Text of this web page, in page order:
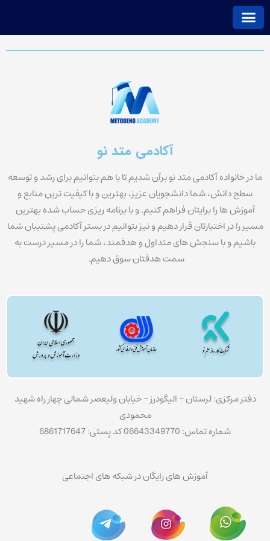
رفتن
به
محتوا
آکادمی متد نو
ما در خانواده آکادمی متد نو برآن شدیم تا با هم بتوانیم برای رشد و توسعه
سطح دانش، شما دانشجویان عزیز، بهترین و با کیفیت ترین منابع و
آموزش ها را برایتان فراهم کنیم. و با برنامه ریزی حساب شده بهترین
مسیر را در اختیارتان قرار دهیم و نیز بتوانیم در بستر آکادمی پشتیبان شما
باشیم و با سنجش های متداول و هدفمند، شما را در مسیر درست به
سمت هدفتان سوق دهیم.
دفتر مرکزی: لرستان – الیگودرز – خیابان ولیعصر شمالی چهار راه شهید
محمودی
شماره تماس: 06643349770 کد پستی: 6861717647
آموزش های رایگان در شبکه های اجتماعی